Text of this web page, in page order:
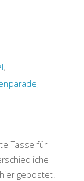
,
,
Tasse für
gepostet.